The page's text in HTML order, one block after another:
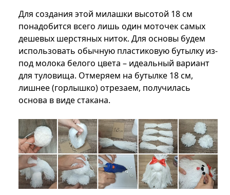
Для создания этой милашки высотой 18 см
понадобится всего лишь один моточек самых
дешевых шерстяных ниток. Для основы будем
использовать обычную пластиковую бутылку из-
под молока белого цвета – идеальный вариант
для туловища. Отмеряем на бутылке 18 см,
лишнее (горлышко) отрезаем, получилась
основа в виде стакана.